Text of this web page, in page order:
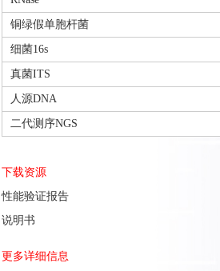
铜绿假单胞杆菌
细菌16s
真菌ITS
人源DNA
二代测序NGS
下载资源
性能验证报告
说明书
更多详细信息